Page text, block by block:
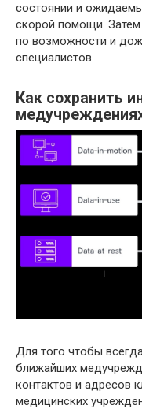
состоянии и
скорой помощи.
по возможности и
специалистов.
Как сохранить
Для того чтобы
ближайших
контактов и адресов
медицинских